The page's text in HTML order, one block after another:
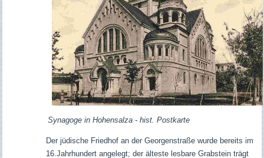
Synagoge in Hohensalza - hist. Postkarte
Der jüdische Friedhof an der Georgenstraße wurde bereits im
16.Jahrhundert angelegt; der älteste lesbare Grabstein trägt